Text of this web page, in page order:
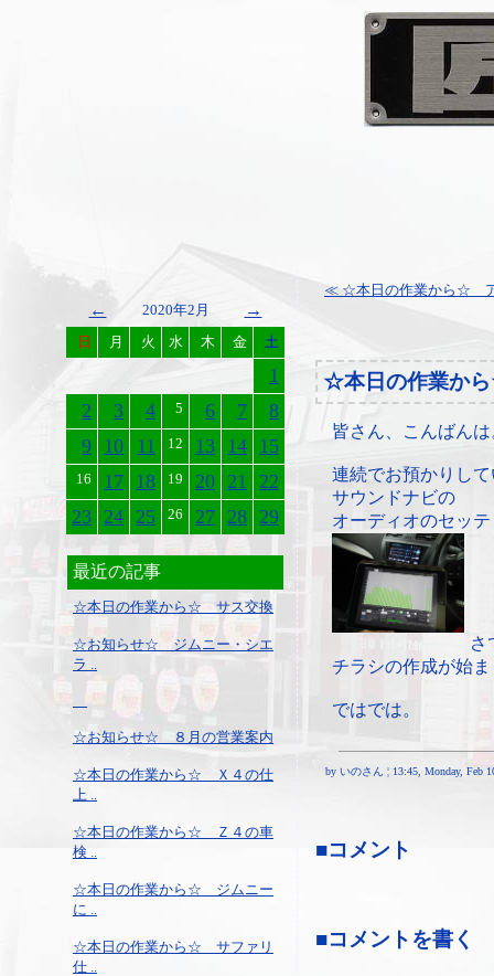
← 2020年2月 →
日 月 火 水 木 金 土
1
2
3 4 5 6 7
8
9 10 11 12 13 14 15
16 17 18 19 20 21 22
23 24 25 26 27 28 29
最近の記事
☆本日の作業から☆ サス交換
☆お知らせ☆ ジムニー・シエ
ラ ..
☆お知らせ☆ ８月の営業案内
☆本日の作業から☆ Ｘ４の仕
上 ..
☆本日の作業から☆ Ｚ４の車
検 ..
☆本日の作業から☆ ジムニー
に ..
☆本日の作業から☆ サファリ
仕 ..
≪ ☆本日の作業から☆
☆本日の作業か
皆さん、こんばんは
連続でお預かりし
サウンドナビの
オーディオのセッ
さ
チラシの作成が始
ではでは。
by いのさん ¦ 13:45, Monday, Feb
■コメント
■コメントを書く